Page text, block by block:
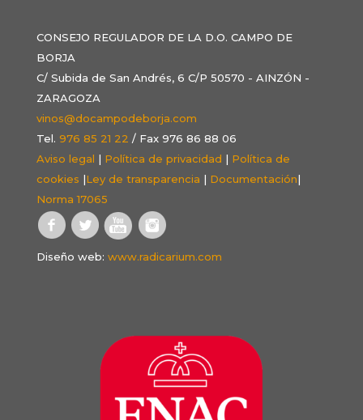
CONSEJO REGULADOR DE LA D.O. CAMPO DE
BORJA
C/ Subida de San Andrés, 6 C/P 50570 - AINZÓN -
ZARAGOZA
vinos@docampodeborja.com
Tel. 976 85 21 22 / Fax 976 86 88 06
Aviso legal | Política de privacidad | Política de
cookies |Ley de transparencia | Documentación|
Norma 17065
Diseño web: www.radicarium.com